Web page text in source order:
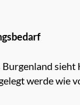
werde wie